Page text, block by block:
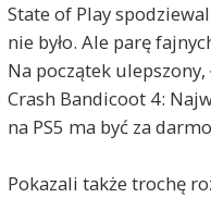
State of Play
nie było. Ale parę
Na początek ulepszony,
Crash Bandicoot 4:
na PS5 ma być za
Pokazali także trochę